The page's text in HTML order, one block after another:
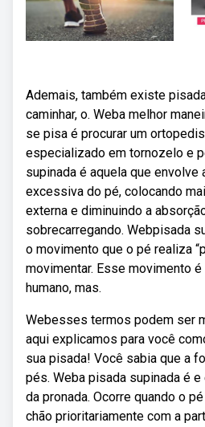
Ademais, também existe
caminhar, o. Weba melhor
se pisa é procurar um
especializado em tornozelo e
supinada é aquela que envolve
excessiva do pé, colocando
externa e diminuindo a
sobrecarregando. Webpisada
o movimento que o pé realiza
movimentar. Esse movimento
humano, mas.
Webesses termos podem ser
aqui explicamos para você
sua pisada! Você sabia que a
pés. Weba pisada supinada é
da pronada. Ocorre quando o
chão prioritariamente com a